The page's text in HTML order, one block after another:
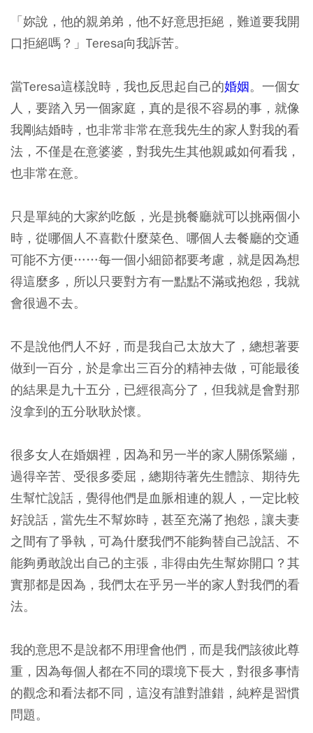
「妳說，他的親弟弟，他不好意思拒絕，難道要我開
口拒絕嗎？」Teresa向我訴苦。
當Teresa這樣說時，我也反思起自己的婚姻。一個女
人，要踏入另一個家庭，真的是很不容易的事，就像
我剛結婚時，也非常非常在意我先生的家人對我的看
法，不僅是在意婆婆，對我先生其他親戚如何看我，
也非常在意。
只是單純的大家約吃飯，光是挑餐廳就可以挑兩個小
時，從哪個人不喜歡什麼菜色、哪個人去餐廳的交通
可能不方便……每一個小細節都要考慮，就是因為想
得這麼多，所以只要對方有一點點不滿或抱怨，我就
會很過不去。
不是說他們人不好，而是我自己太放大了，總想著要
做到一百分，於是拿出三百分的精神去做，可能最後
的結果是九十五分，已經很高分了，但我就是會對那
沒拿到的五分耿耿於懷。
很多女人在婚姻裡，因為和另一半的家人關係緊繃，
過得辛苦、受很多委屈，總期待著先生體諒、期待先
生幫忙說話，覺得他們是血脈相連的親人，一定比較
好說話，當先生不幫妳時，甚至充滿了抱怨，讓夫妻
之間有了爭執，可為什麼我們不能夠替自己說話、不
能夠勇敢說出自己的主張，非得由先生幫妳開口？其
實那都是因為，我們太在乎另一半的家人對我們的看
法。
我的意思不是說都不用理會他們，而是我們該彼此尊
重，因為每個人都在不同的環境下長大，對很多事情
的觀念和看法都不同，這沒有誰對誰錯，純粹是習慣
問題。